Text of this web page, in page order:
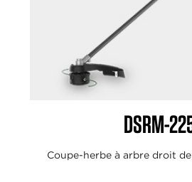
DSRM-
Coupe-herbe à arbre droit